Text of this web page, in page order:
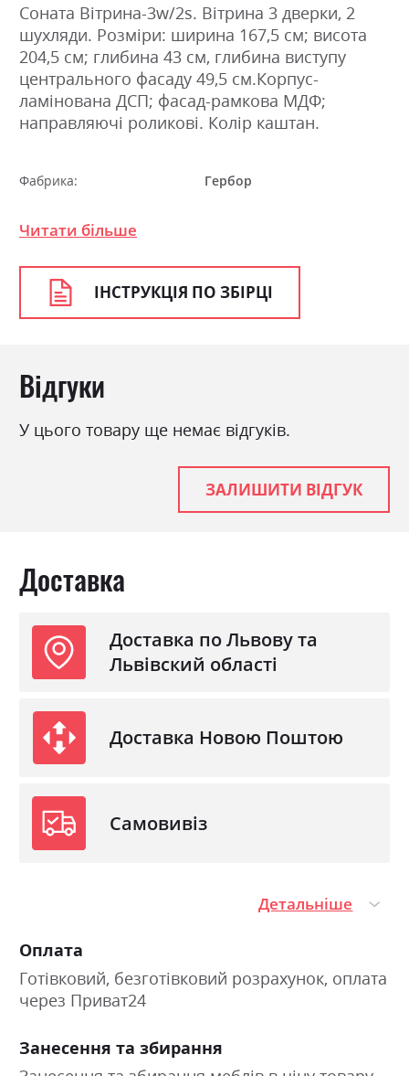
Соната Вітрина-3w/2s. Вітрина 3 дверки, 2
шухляди. Розміри: ширина 167,5 см; висота
204,5 см; глибина 43 см, глибина виступу
центрального фасаду 49,5 см.Корпус-
ламінована ДСП; фасад-рамкова МДФ;
направляючі роликові. Колір каштан.
Фабрика:
Гербор
Колір (Корпус):
Колір матеріалу
каштан
Стиль
класика, ретро
Читати більше
ІНСТРУКЦІЯ ПО ЗБІРЦІ
Відгуки
У цього товару ще немає відгуків.
ЗАЛИШИТИ ВІДГУК
Доставка
Доставка по Львову та
Львівский області
Доставка Новою Поштою
Самовивіз
Детальніше
Оплата
Готівковий, безготівковий розрахунок, оплата
через Приват24
Занесення та збирання